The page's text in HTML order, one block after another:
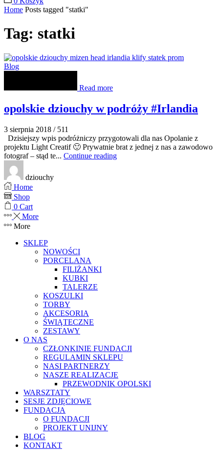
Home Posts tagged "statki"
Tag: statki
Blog
Read more
opolskie dziouchy w podróży #Irlandia
3 sierpnia 2018 / 511
Dzisiejszy wpis podróżniczy przygotowali dla nas Opolanie z
projektu Light Creatif 🙂 Prywatnie brat z jednej z nas a zawodowo
fotograf – stąd te... Continue reading
dziouchy
Home
Shop
0 Cart
More
More
SKLEP
NOWOŚCI
PORCELANA
FILIŻANKI
KUBKI
TALERZE
KOSZULKI
TORBY
AKCESORIA
ŚWIĄTECZNE
ZESTAWY
O NAS
CZŁONKINIE FUNDACJI
REGULAMIN SKLEPU
NASI PARTNERZY
NASZE REALIZACJE
PRZEWODNIK OPOLSKI
WARSZTATY
SESJE ZDJĘCIOWE
FUNDACJA
O FUNDACJI
PROJEKT UNIJNY
BLOG
KONTAKT